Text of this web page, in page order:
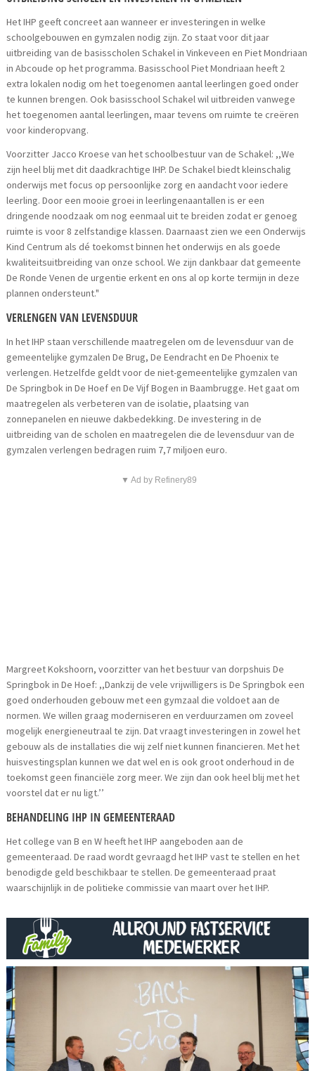
Het IHP geeft concreet aan wanneer er investeringen in welke
schoolgebouwen en gymzalen nodig zijn. Zo staat voor dit jaar
uitbreiding van de basisscholen Schakel in Vinkeveen en Piet Mondriaan
in Abcoude op het programma. Basisschool Piet Mondriaan heeft 2
extra lokalen nodig om het toegenomen aantal leerlingen goed onder
te kunnen brengen. Ook basisschool Schakel wil uitbreiden vanwege
het toegenomen aantal leerlingen, maar tevens om ruimte te creëren
voor kinderopvang.
Voorzitter Jacco Kroese van het schoolbestuur van de Schakel: ,,We
zijn heel blij met dit daadkrachtige IHP. De Schakel biedt kleinschalig
onderwijs met focus op persoonlijke zorg en aandacht voor iedere
leerling. Door een mooie groei in leerlingenaantallen is er een
dringende noodzaak om nog eenmaal uit te breiden zodat er genoeg
ruimte is voor 8 zelfstandige klassen. Daarnaast zien we een Onderwijs
Kind Centrum als dé toekomst binnen het onderwijs en als goede
kwaliteitsuitbreiding van onze school. We zijn dankbaar dat gemeente
De Ronde Venen de urgentie erkent en ons al op korte termijn in deze
plannen ondersteunt."
VERLENGEN VAN LEVENSDUUR
In het IHP staan verschillende maatregelen om de levensduur van de
gemeentelijke gymzalen De Brug, De Eendracht en De Phoenix te
verlengen. Hetzelfde geldt voor de niet-gemeentelijke gymzalen van
De Springbok in De Hoef en De Vijf Bogen in Baambrugge. Het gaat om
maatregelen als verbeteren van de isolatie, plaatsing van
zonnepanelen en nieuwe dakbedekking. De investering in de
uitbreiding van de scholen en maatregelen die de levensduur van de
gymzalen verlengen bedragen ruim 7,7 miljoen euro.
▼ Ad by Refinery89
Margreet Kokshoorn, voorzitter van het bestuur van dorpshuis De
Springbok in De Hoef: ,,Dankzij de vele vrijwilligers is De Springbok een
goed onderhouden gebouw met een gymzaal die voldoet aan de
normen. We willen graag moderniseren en verduurzamen om zoveel
mogelijk energieneutraal te zijn. Dat vraagt investeringen in zowel het
gebouw als de installaties die wij zelf niet kunnen financieren. Met het
huisvestingsplan kunnen we dat wel en is ook groot onderhoud in de
toekomst geen financiële zorg meer. We zijn dan ook heel blij met het
voorstel dat er nu ligt.’’
BEHANDELING IHP IN GEMEENTERAAD
Het college van B en W heeft het IHP aangeboden aan de
gemeenteraad. De raad wordt gevraagd het IHP vast te stellen en het
benodigde geld beschikbaar te stellen. De gemeenteraad praat
waarschijnlijk in de politieke commissie van maart over het IHP.